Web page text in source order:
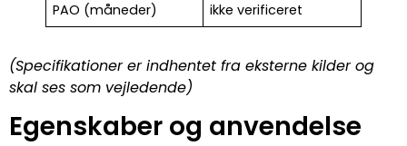
PAO (måneder)
ikke verificeret
(Specifikationer er indhentet fra eksterne kilder og
skal ses som vejledende)
Egenskaber og anvendelse